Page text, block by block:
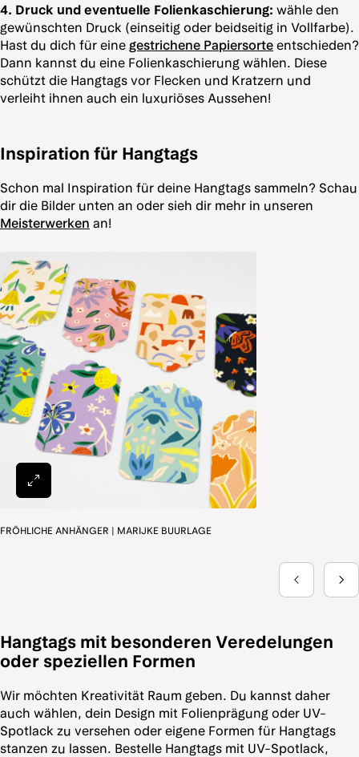
4. Druck und eventuelle Folienkaschierung: wähle den
gewünschten Druck (einseitig oder beidseitig in Vollfarbe).
Hast du dich für eine gestrichene Papiersorte entschieden?
Dann kannst du eine Folienkaschierung wählen. Diese
schützt die Hangtags vor Flecken und Kratzern und
verleiht ihnen auch ein luxuriöses Aussehen!
Inspiration für Hangtags
Schon mal Inspiration für deine Hangtags sammeln? Schau
dir die Bilder unten an oder sieh dir mehr in unseren
Meisterwerken an!
Hangtags mit besonderen Veredelungen
oder speziellen Formen
Wir möchten Kreativität Raum geben. Du kannst daher
auch wählen, dein Design mit Folienprägung oder UV-
Spotlack zu versehen oder eigene Formen für Hangtags
stanzen zu lassen. Bestelle Hangtags mit UV-Spotlack,